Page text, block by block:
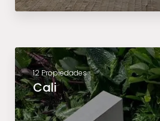
12 Propiedades
Cali